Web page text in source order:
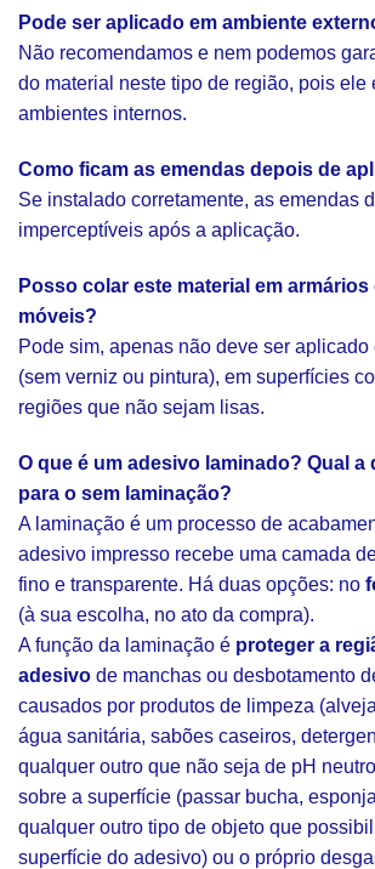
Pode ser aplicado em ambiente
Não recomendamos e nem podemos
do material neste tipo de região, pois ele
ambientes internos.
Como ficam as emendas depois de
Se instalado corretamente, as emendas
imperceptíveis após a aplicação.
Posso colar este material em
móveis?
Pode sim, apenas não deve ser aplicado
(sem verniz ou pintura), em superfícies
regiões que não sejam lisas.
O que é um adesivo laminado? Qual a
para o sem laminação?
A laminação é um processo de
adesivo impresso recebe uma camada
fino e transparente. Há duas opções: no
(à sua escolha, no ato da compra).
A função da laminação é proteger a
adesivo de manchas ou desbotamento
causados por produtos de limpeza
água sanitária, sabões caseiros,
qualquer outro que não seja de pH
sobre a superfície (passar bucha,
qualquer outro tipo de objeto que
superfície do adesivo) ou o próprio